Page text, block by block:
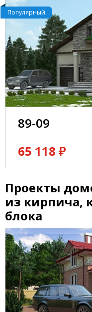
Популярный
89-09
65 118 ₽
Проекты
из кирпича,
блока